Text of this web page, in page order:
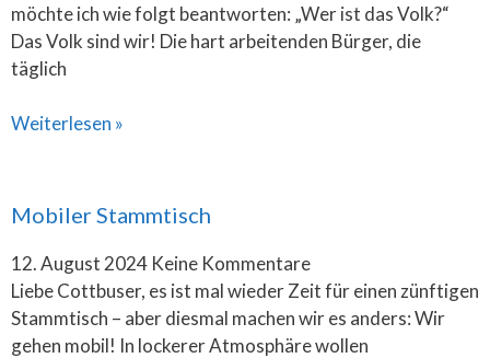
möchte ich wie folgt beantworten: „Wer ist das Volk?“
Das Volk sind wir! Die hart arbeitenden Bürger, die
täglich
Weiterlesen »
Mobiler Stammtisch
12. August 2024 Keine Kommentare
Liebe Cottbuser, es ist mal wieder Zeit für einen zünftigen
Stammtisch – aber diesmal machen wir es anders: Wir
gehen mobil! In lockerer Atmosphäre wollen